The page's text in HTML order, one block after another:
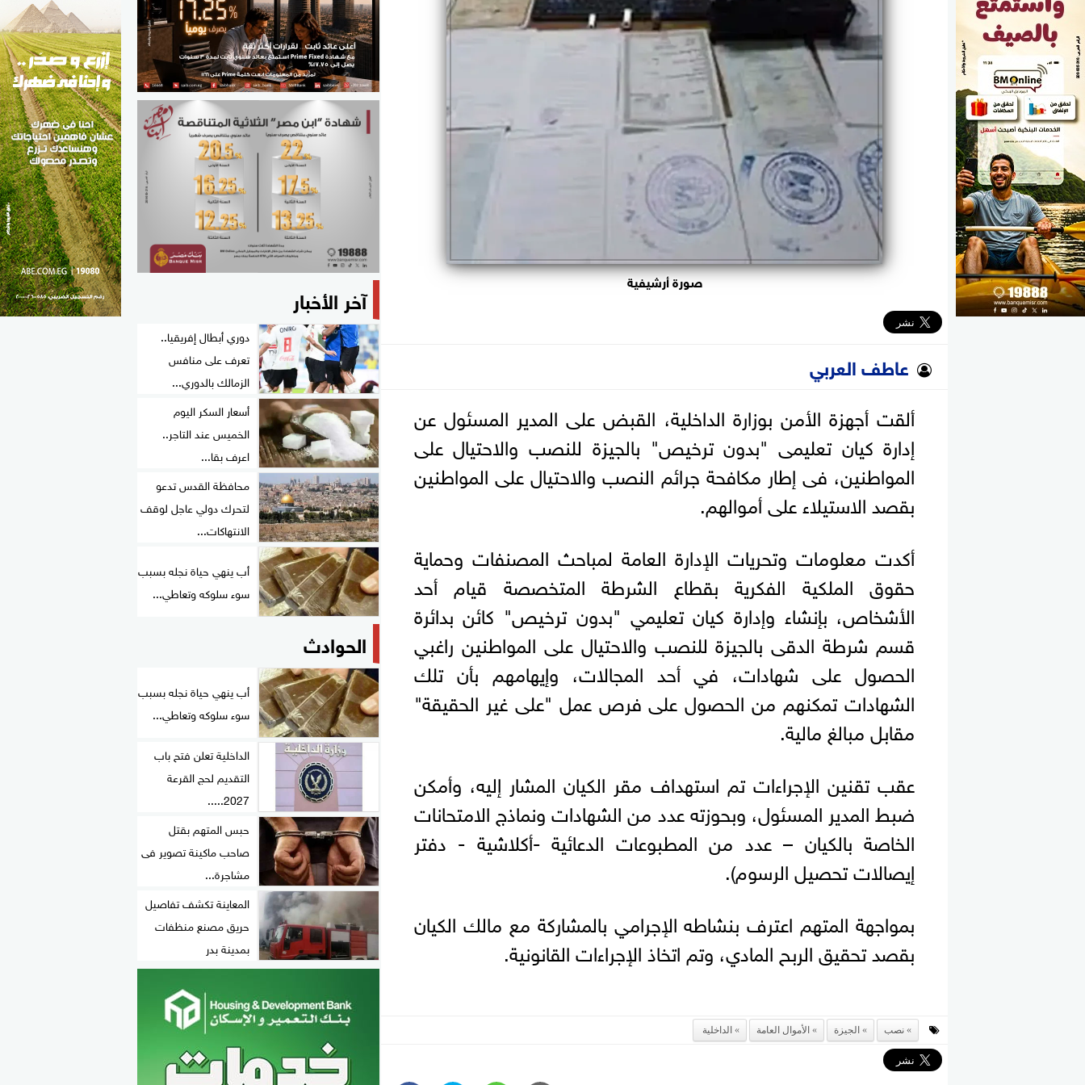
مواهب مصر
صورة أرشيفية
عاطف العربي
ألقت أجهزة الأمن بوزارة الداخلية، القبض على المدير المسئول عن
إدارة كيان تعليمى "بدون ترخيص" بالجيزة للنصب والاحتيال على
المواطنين، فى إطار مكافحة جرائم النصب والاحتيال على المواطنين
بقصد الاستيلاء على أموالهم.
أكدت معلومات وتحريات الإدارة العامة لمباحث المصنفات وحماية
حقوق الملكية الفكرية بقطاع الشرطة المتخصصة قيام أحد
الأشخاص، بإنشاء وإدارة كيان تعليمي "بدون ترخيص" كائن بدائرة
قسم شرطة الدقى بالجيزة للنصب والاحتيال على المواطنين راغبي
الحصول على شهادات، في أحد المجالات، وإيهامهم بأن تلك
الشهادات تمكنهم من الحصول على فرص عمل "على غير الحقيقة"
مقابل مبالغ مالية.
عقب تقنين الإجراءات تم استهداف مقر الكيان المشار إليه، وأمكن
ضبط المدير المسئول، وبحوزته عدد من الشهادات ونماذج الامتحانات
الخاصة بالكيان – عدد من المطبوعات الدعائية -أكلاشية - دفتر
إيصالات تحصيل الرسوم).
بمواجهة المتهم اعترف بنشاطه الإجرامي بالمشاركة مع مالك الكيان
بقصد تحقيق الربح المادي، وتم اتخاذ الإجراءات القانونية.
نصب الجيزة الأموال العامة الداخلية
آخر الأخبار
دوري أبطال إفريقيا..
تعرف على منافس
الزمالك بالدوري...
أسعار السكر اليوم
الخميس عند التاجر..
اعرف بقا...
محافظة القدس تدعو
لتحرك دولي عاجل لوقف
الانتهاكات...
أب ينهي حياة نجله بسبب
سوء سلوكه وتعاطي...
الحوادث
أب ينهي حياة نجله بسبب
سوء سلوكه وتعاطي...
الداخلية تعلن فتح باب
التقديم لحج القرعة
2027.....
حبس المتهم بقتل
صاحب ماكينة تصوير فى
مشاجرة...
المعاينة تكشف تفاصيل
حريق مصنع منظفات
بمدينة بدر